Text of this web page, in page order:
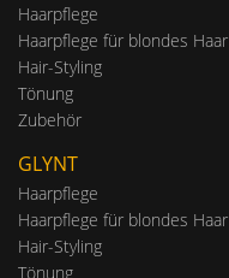
Haarpflege
Haarpflege für blondes Haar
Hair-Styling
Tönung
Zubehör
GLYNT
Haarpflege
Haarpflege für blondes Haar
Hair-Styling
Tönung